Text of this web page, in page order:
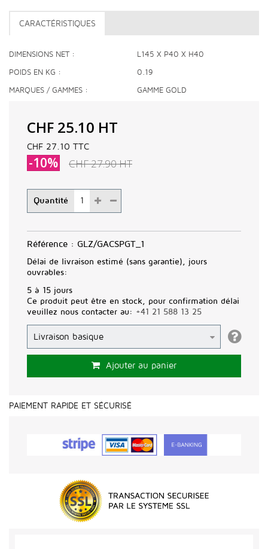
CARACTÉRISTIQUES
DIMENSIONS NET L145 X P40 X H40
POIDS EN KG 0.19
MARQUES / GAMMES GAMME GOLD
Quantité
CHF 25.10 HT
CHF 27.10 TTC
-10% CHF 27.90HT
Référence : GLZ/GACSPGT_1
Délai de livraison estimé (sans garantie), jours
ouvrables:
5 à 15 jours
Ce produit peut être en stock, pour confirmation délai
veuillez nous contacter au: +41 21 588 13 25
Ajouter au panier
PAIEMENT RAPIDE ET SÉCURISÉ